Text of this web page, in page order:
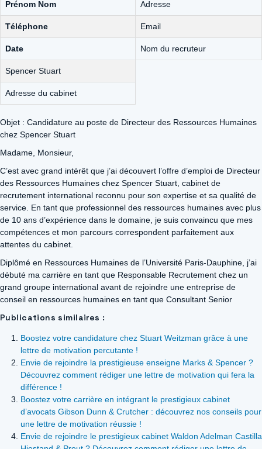
Prénom Nom Adresse
Téléphone Email
Date Nom du recruteur
Spencer Stuart
Adresse du cabinet
Objet : Candidature au poste de Directeur des Ressources Humaines
chez Spencer Stuart
Madame, Monsieur,
C’est avec grand intérêt que j’ai découvert l’offre d’emploi de Directeur
des Ressources Humaines chez Spencer Stuart, cabinet de
recrutement international reconnu pour son expertise et sa qualité de
service. En tant que professionnel des ressources humaines avec plus
de 10 ans d’expérience dans le domaine, je suis convaincu que mes
compétences et mon parcours correspondent parfaitement aux
attentes du cabinet.
Diplômé en Ressources Humaines de l’Université Paris-Dauphine, j’ai
débuté ma carrière en tant que Responsable Recrutement chez un
grand groupe international avant de rejoindre une entreprise de
conseil en ressources humaines en tant que Consultant Senior
Publications similaires :
Boostez votre candidature chez Stuart Weitzman grâce à une
lettre de motivation percutante !
Envie de rejoindre la prestigieuse enseigne Marks & Spencer ?
Découvrez comment rédiger une lettre de motivation qui fera la
différence !
Boostez votre carrière en intégrant le prestigieux cabinet
d’avocats Gibson Dunn & Crutcher : découvrez nos conseils pour
une lettre de motivation réussie !
Envie de rejoindre le prestigieux cabinet Waldon Adelman Castilla